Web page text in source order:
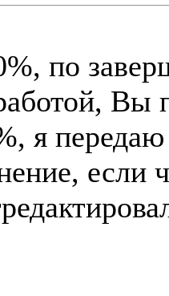
по
Вы
я
если